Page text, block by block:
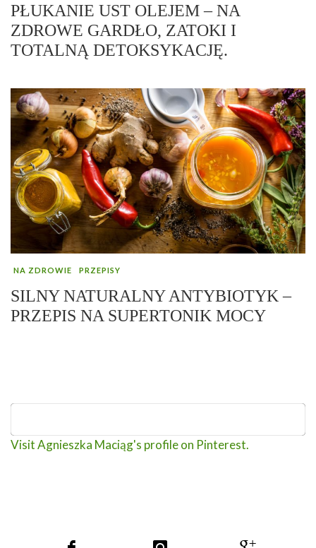
PŁUKANIE UST OLEJEM – NA
ZDROWE GARDŁO, ZATOKI I
TOTALNĄ DETOKSYKACJĘ.
NA ZDROWIE PRZEPISY
SILNY NATURALNY ANTYBIOTYK –
PRZEPIS NA SUPERTONIK MOCY
Visit Agnieszka Maciąg's profile on Pinterest.